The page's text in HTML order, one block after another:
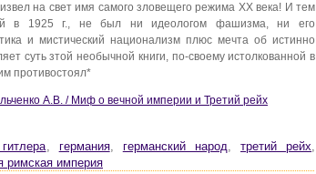
на свет имя самого зловещего режима XX века! И тем
в 1925 г., не был ни идеологом фашизма, ни его
и мистический национализм плюс мечта об истинно
суть зтой необычной книги, по-своему истолкованной в
противостоял*
А.В. / Миф о вечной империи и Третий рейх
, германия, германский народ, третий рейх,
римская империя